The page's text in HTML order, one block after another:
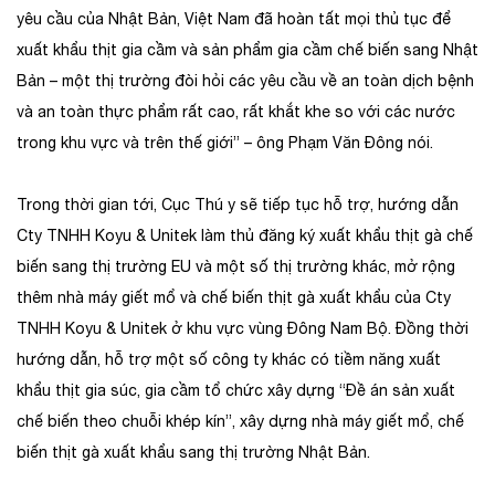
yêu cầu của Nhật Bản, Việt Nam đã hoàn tất mọi thủ tục để
xuất khẩu thịt gia cầm và sản phẩm gia cầm chế biến sang Nhật
Bản – một thị trường đòi hỏi các yêu cầu về an toàn dịch bệnh
và an toàn thực phẩm rất cao, rất khắt khe so với các nước
trong khu vực và trên thế giới” – ông Phạm Văn Đông nói.
Trong thời gian tới, Cục Thú y sẽ tiếp tục hỗ trợ, hướng dẫn
Cty TNHH Koyu & Unitek làm thủ đăng ký xuất khẩu thịt gà chế
biến sang thị trường EU và một số thị trường khác, mở rộng
thêm nhà máy giết mổ và chế biến thịt gà xuất khẩu của Cty
TNHH Koyu & Unitek ở khu vực vùng Đông Nam Bộ. Đồng thời
hướng dẫn, hỗ trợ một số công ty khác có tiềm năng xuất
khẩu thịt gia súc, gia cầm tổ chức xây dựng “Đề án sản xuất
chế biến theo chuỗi khép kín”, xây dựng nhà máy giết mổ, chế
biến thịt gà xuất khẩu sang thị trường Nhật Bản.